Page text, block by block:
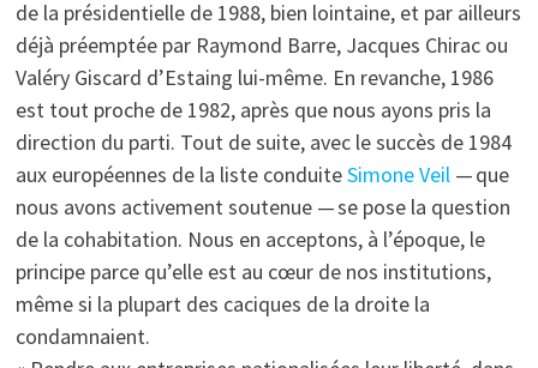
de la présidentielle de 1988, bien lointaine, et par ailleurs
déjà préemptée par Raymond Barre, Jacques Chirac ou
Valéry Giscard d’Estaing lui-même. En revanche, 1986
est tout proche de 1982, après que nous ayons pris la
direction du parti. Tout de suite, avec le succès de 1984
aux européennes de la liste conduiteSimone Veil — que
nous avons activement soutenue — se pose la question
de la cohabitation. Nous en acceptons, à l’époque, le
principe parce qu’elle est au cœur de nos institutions,
même si la plupart des caciques de la droite la
condamnaient.